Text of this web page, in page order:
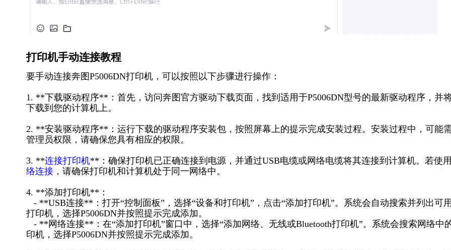
打印机手动连接教程
要手动连接奔图P5006DN打印机，可以按照以下步骤进行操作：
1. **下载驱动程序**：首先，访问奔图官方驱动下载页面，找到适用于P5006DN型号的最新驱动程序，并
下载到您的计算机上。
2. **安装驱动程序**：运行下载的驱动程序安装包，按照屏幕上的提示完成安装过程。安装过程中，可能
管理员权限，请确保您具有相应的权限。
3. **连接打印机**：确保打印机已正确连接到电源，并通过USB电缆或网络电缆将其连接到计算机。若使用
络连接 ，请确保打印机和计算机处于同一网络中。
4. **添加打印机**：
- **USB连接**：打开“控制面板”，选择“设备和打印机”，点击“添加打印机”。系统会自动搜索并列出可
打印机，选择P5006DN并按照提示完成添加。
- **网络连接**：在“添加打印机”窗口中，选择“添加网络、无线或Bluetooth打印机”。系统会搜索网络中
印机，选择P5006DN并按照提示完成添加。